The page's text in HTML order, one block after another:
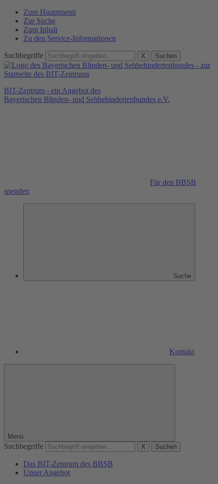
Zum Hauptmenü
Zur Suche
Zum Inhalt
Zu den Service-Informationen
Suchbegriffe X Suchen
BIT-Zentrum - ein Angebot des
Bayerischen Blinden- und Sehbehindertenbundes e.V.
Für den BBSB
spenden
Suche
Kontakt
Menü
Suchbegriffe X Suchen
Das BIT-Zentrum des BBSB
Unser Angebot